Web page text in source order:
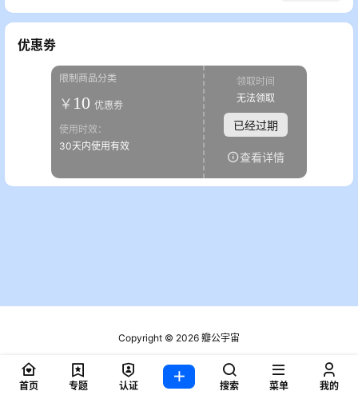
优惠劵
限制商品分类
￥ 10 优惠劵
使用时效：
30天内使用有效
领取时间
无法领取
已经过期
查看详情
Copyright © 2026 瓣公宇宙
粤ICP备2021076721号
查询 2 次，耗时 0.1775 秒
首页 专题 认证 搜索 菜单 我的